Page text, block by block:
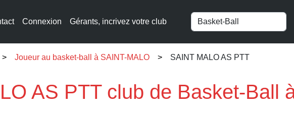
Connexion Gérants, incrivez votre club
Joueur au basket-ball à SAINT-MALO SAINT MALO AS PTT
AS PTT club de Basket-Ball